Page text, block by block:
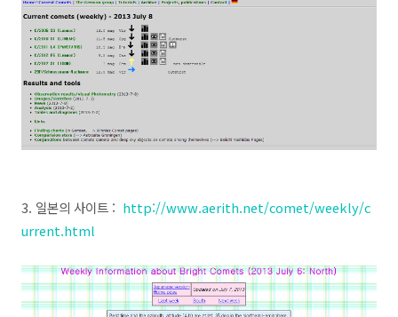
3. 일본의 사이트 : http://www.aerith.net/comet/weekly/c
urrent.html